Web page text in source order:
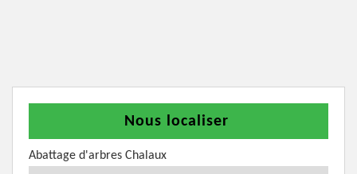
Nous localiser
Abattage d'arbres Chalaux